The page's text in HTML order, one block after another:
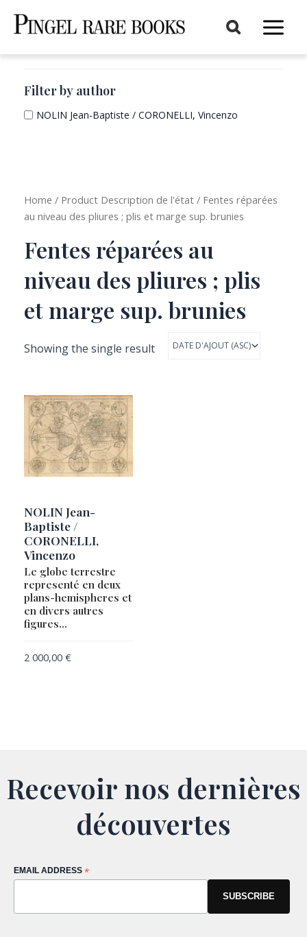
Main
Filter by author
NOLIN Jean-Baptiste / CORONELLI, Vincenzo
Home / Product Description de l'état / Fentes réparées
au niveau des pliures ; plis et marge sup. brunies
Fentes réparées au
niveau des pliures ; plis
et marge sup. brunies
Showing the single result
NOLIN Jean-
Baptiste /
CORONELLI,
Vincenzo
Le globe terrestre
representé en deux
plans-hemispheres et
en divers autres
figures…
2 000,00 €
Recevoir nos dernières
découvertes
EMAIL ADDRESS *